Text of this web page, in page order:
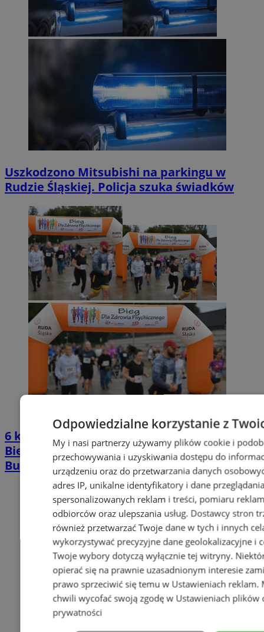
Uszkodzono Mitsubishi na parkingu w
Rudzie Śląskiej. Policja szuka świadków
6 kilometrów bez presji i pomiaru czasu.
Bieg dla Zdrowia Psychicznego wraca na
Burloch Arenę
Odpowiedzialne korzystanie z
My i nasi partnerzy używamy plików cookie i
przechowywania i uzyskiwania dostępu do
urządzeniu oraz do przetwarzania danych
adres IP, unikalne identyfikatory i dane
spersonalizowanych reklam i treści, pomiaru
odbiorców oraz ulepszania usług. Dostawcy stron
również przetwarzać Twoje dane w tych i innych
wykorzystywać precyzyjne dane geolokalizacyjne i
Twoje wybory dotyczą wyłącznie tej witryny.
opierać się na prawnie uzasadnionym interesie
prawo sprzeciwić się temu w Ustawieniach reklam.
chwili wycofać swoją zgodę w Ustawieniach plików
prywatności